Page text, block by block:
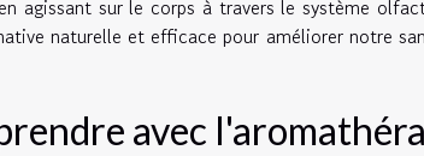
agissant sur le corps à travers le système
naturelle et efficace pour améliorer notre
avec